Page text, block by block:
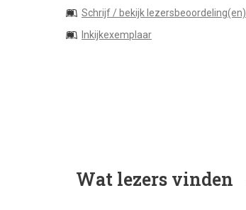
Schrijf / bekijk lezersbeoordeling(en)
Inkijkexemplaar
Wat lezers vinden